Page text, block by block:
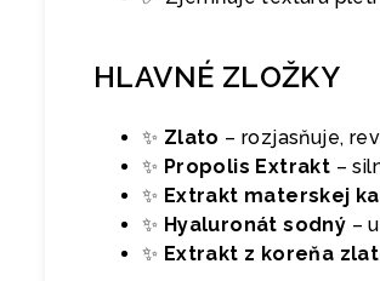
HLAVNÉ ZLOŽKY
✨ Zlato – rozjasňuje,
✨ Propolis Extrakt –
✨ Extrakt materskej
✨ Hyaluronát sodný –
✨ Extrakt z koreňa